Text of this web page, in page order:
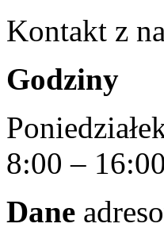
Kontakt z
Godziny
8:00 – 16:00
Dane